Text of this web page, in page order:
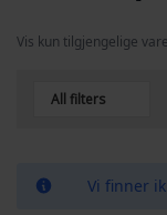
Vis kun tilgjengelige
All filters
Vi finner